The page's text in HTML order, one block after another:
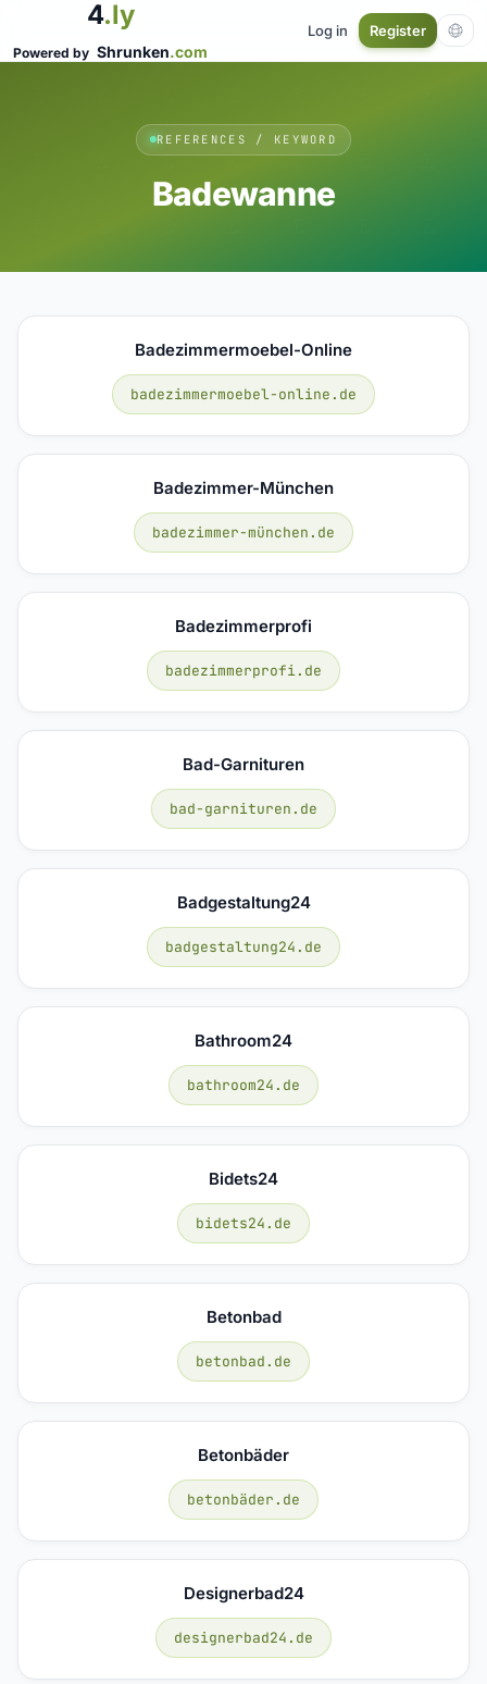
4.ly
Powered by Shrunken.com
Log in Register
REFERENCES / KEYWORD
Badewanne
Badezimmermoebel-Online
badezimmermoebel-online.de
Badezimmer-München
badezimmer-münchen.de
Badezimmerprofi
badezimmerprofi.de
Bad-Garnituren
bad-garnituren.de
Badgestaltung24
badgestaltung24.de
Bathroom24
bathroom24.de
Bidets24
bidets24.de
Betonbad
betonbad.de
Betonbäder
betonbäder.de
Designerbad24
designerbad24.de